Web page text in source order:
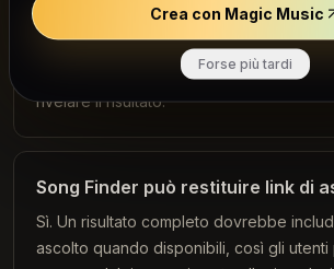
Il passaggio di caricamento può essere
mentre la corrispondenza finale può
Così gli utenti preparano prima la clip e
rivelare il risultato.
Song Finder può restituire link di
Sì. Un risultato completo dovrebbe
ascolto quando disponibili, così gli utenti
Crea con Magic Music
Forse più tardi